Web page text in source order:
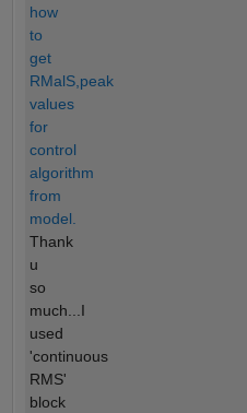
how
to
get
RMalS,peak
values
for
control
algorithm
from
model.
Thank
u
so
much...I
used
'continuous
RMS'
block